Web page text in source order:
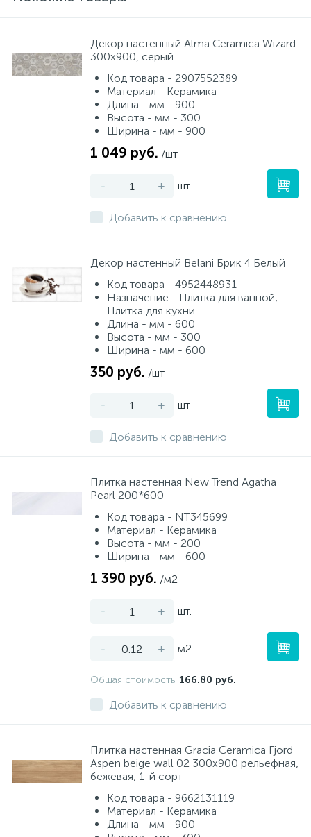
Декор настенный Alma Ceramica Wizard
300x900, серый
Код товара - 2907552389
Материал - Керамика
Длина - мм - 900
Высота - мм - 300
Ширина - мм - 900
1 049 руб. /шт
- + шт
Добавить к сравнению
Декор настенный Belani Брик 4 Белый
Код товара - 4952448931
Назначение - Плитка для ванной;
Плитка для кухни
Длина - мм - 600
Высота - мм - 300
Ширина - мм - 600
350 руб. /шт
- + шт
Добавить к сравнению
Плитка настенная New Trend Agatha
Pearl 200*600
Код товара - NT345699
Материал - Керамика
Высота - мм - 200
Ширина - мм - 600
1 390 руб. /м2
- + шт.
- + м2
Общая стоимость 166.80 руб.
Добавить к сравнению
Плитка настенная Gracia Ceramica Fjord
Aspen beige wall 02 300x900 рельефная,
бежевая, 1-й сорт
Код товара - 9662131119
Материал - Керамика
Длина - мм - 900